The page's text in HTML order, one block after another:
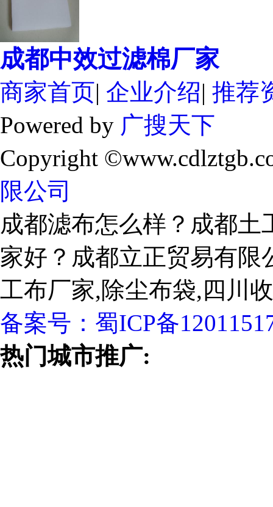
成都中效过滤棉厂家
商家首页| 企业介绍| 推荐
Powered by 广搜天下
Copyright
限公司
成都滤布怎么样？成都
家好？成都立正贸易有
工布厂家,除尘布袋,四川
备案号： 蜀ICP备
热门城市推广: